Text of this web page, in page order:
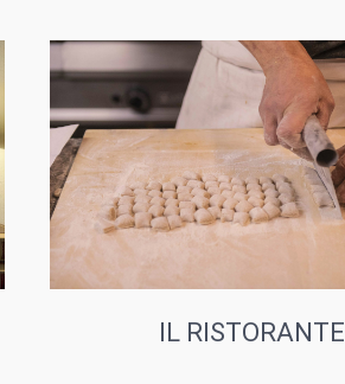
IL RISTORANTE